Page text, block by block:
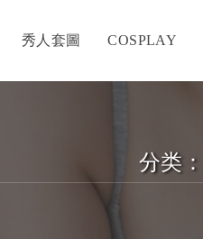
秀人套圖 COSPLAY
分类：